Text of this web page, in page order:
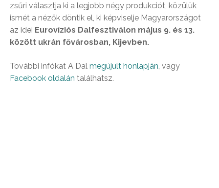
zsűri választja ki a legjobb négy produkciót, közülük
ismét a nézők döntik el, ki képviselje Magyarországot
az idei Eurovíziós Dalfesztiválon május 9. és 13.
között ukrán fővárosban, Kijevben.
További infókat A Dal megújult honlapján , vagy
Facebook oldalán találhatsz.